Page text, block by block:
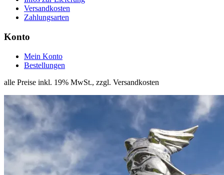
Versandkosten
Zahlungsarten
Konto
Mein Konto
Bestellungen
alle Preise inkl. 19% MwSt., zzgl. Versandkosten